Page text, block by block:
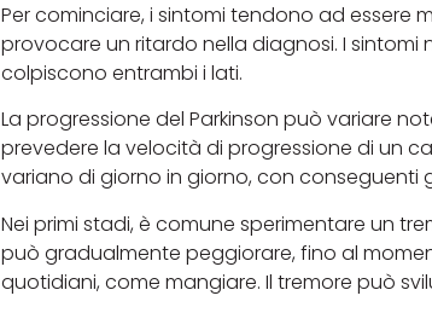
Per cominciare, i sintomi tendono ad essere
provocare un ritardo nella diagnosi. I
colpiscono entrambi i lati.
La progressione del Parkinson può variare
prevedere la velocità di progressione di un
variano di giorno in giorno, con conseguenti
Nei primi stadi, è comune sperimentare un
può gradualmente peggiorare, fino al
quotidiani, come mangiare. Il tremore può